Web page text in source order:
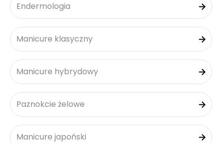
Endermologia
Manicure klasyczny
Manicure hybrydowy
Paznokcie żelowe
Manicure japoński